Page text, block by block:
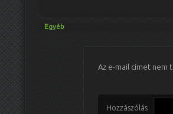
Egyéb
Az e-mail címet nem
Hozzászólás